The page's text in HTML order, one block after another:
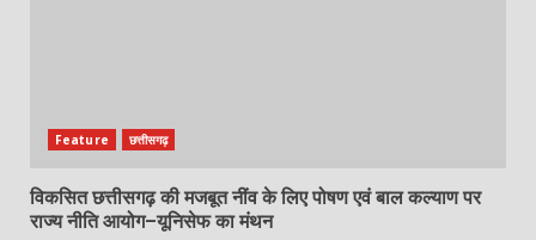
Feature छत्तीसगढ़
विकसित छत्तीसगढ़ की मजबूत नींव के लिए पोषण एवं बाल कल्याण पर
राज्य नीति आयोग–यूनिसेफ का मंथन